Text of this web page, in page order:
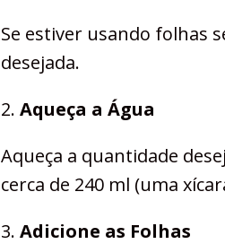
Se estiver usando folhas
desejada.
2. Aqueça a Água
Aqueça a quantidade
cerca de 240 ml (uma
3. Adicione as Folhas